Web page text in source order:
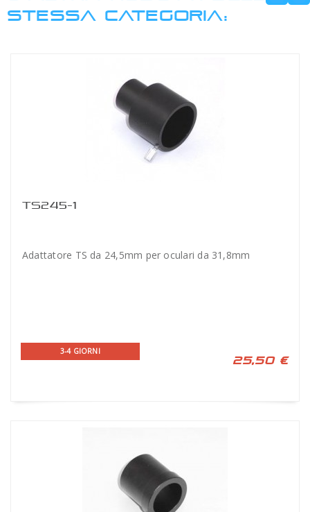
STESSA CATEGORIA:
TS245-1
Adattatore TS da 24,5mm per oculari da 31,8mm
3-4 GIORNI
25,50 €